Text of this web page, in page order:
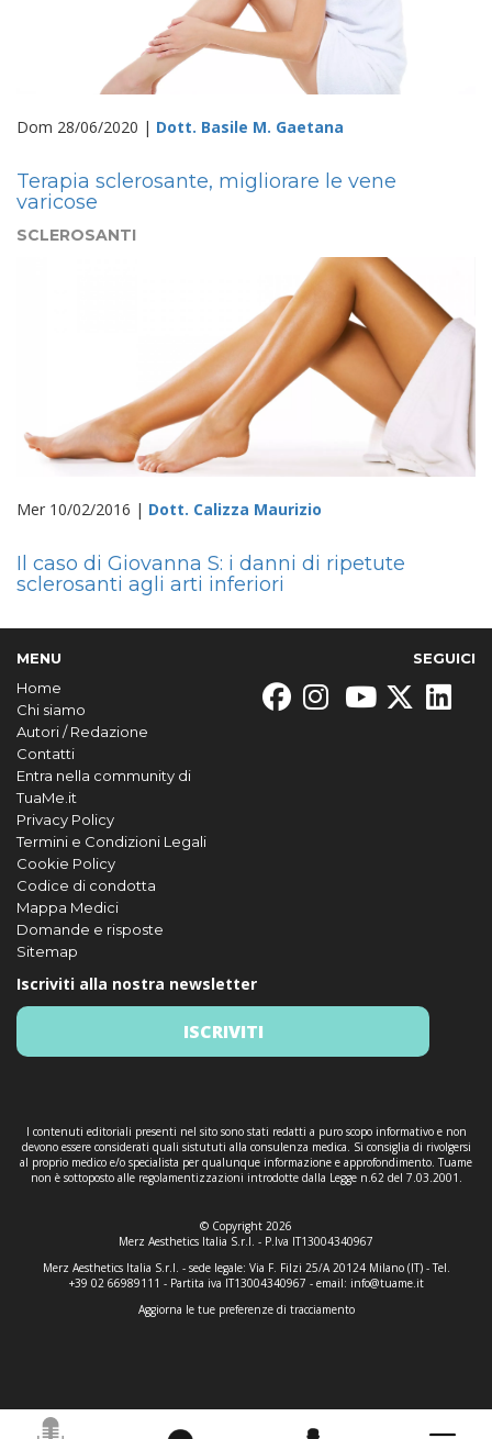
Dom 28/06/2020 | Dott. Basile M. Gaetana
Terapia sclerosante, migliorare le vene
varicose
SCLEROSANTI
Mer 10/02/2016 | Dott. Calizza Maurizio
Il caso di Giovanna S: i danni di ripetute
sclerosanti agli arti inferiori
MENU
Home
Chi siamo
Autori / Redazione
Contatti
Entra nella community di
TuaMe.it
Privacy Policy
Termini e Condizioni Legali
Cookie Policy
Codice di condotta
Mappa Medici
Domande e risposte
Sitemap
SEGUICI
Iscriviti alla nostra newsletter
ISCRIVITI
I contenuti editoriali presenti nel sito sono stati redatti a puro scopo informativo e non
devono essere considerati quali sistututi alla consulenza medica. Si consiglia di rivolgersi
al proprio medico e/o specialista per qualunque informazione e approfondimento. Tuame
non è sottoposto alle regolamentizzazioni introdotte dalla Legge n.62 del 7.03.2001.
© Copyright 2026
Merz Aesthetics Italia S.r.l. - P.Iva IT13004340967
Merz Aesthetics Italia S.r.l. - sede legale: Via F. Filzi 25/A 20124 Milano (IT) - Tel.
+39 02 66989111 - Partita iva IT13004340967 - email: info@tuame.it
Aggiorna le tue preferenze di tracciamento